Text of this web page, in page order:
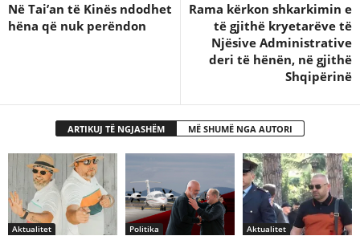
Në Tai’an të Kinës ndodhet
hëna që nuk perëndon
Rama kërkon shkarkimin e
të gjithë kryetarëve të
Njësive Administrative
deri të hënën, në gjithë
Shqipërinë
ARTIKUJ TË NGJASHËM MË SHUMË NGA AUTORI
Aktualitet Politika Aktualitet